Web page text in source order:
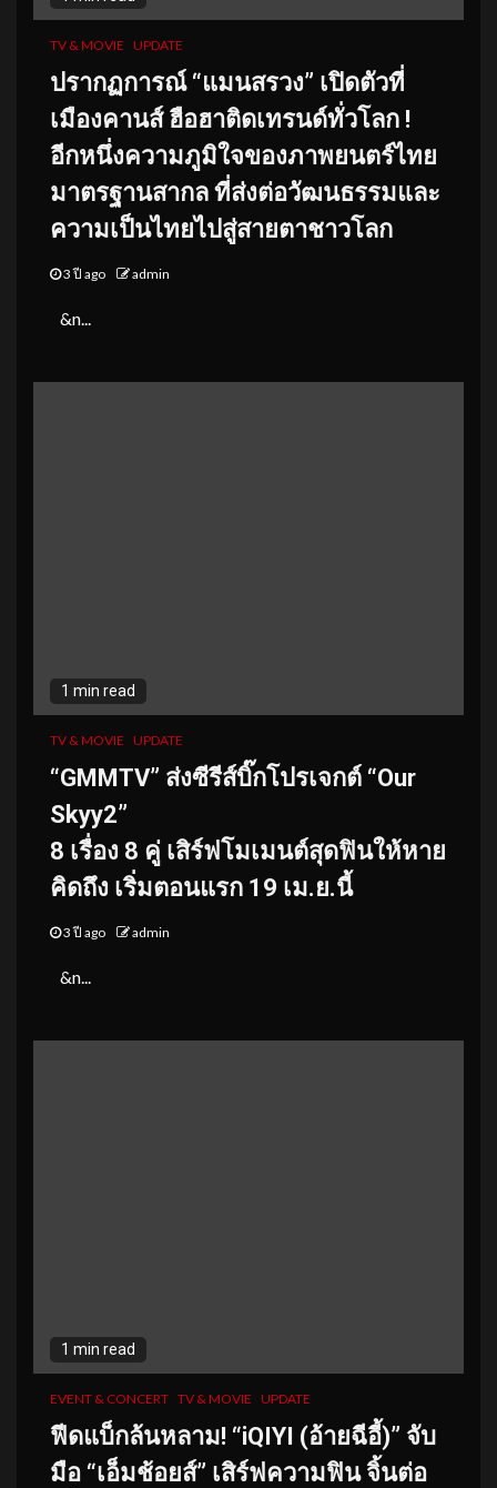
TV & MOVIE UPDATE
ปรากฏการณ์ “แมนสรวง” เปิดตัวที่
เมืองคานส์ ฮือฮาติดเทรนด์ทั่วโลก !
อีกหนึ่งความภูมิใจของภาพยนตร์ไทย
มาตรฐานสากล ที่ส่งต่อวัฒนธรรมและ
ความเป็นไทยไปสู่สายตาชาวโลก
3 ปี ago admin
&n...
1 min read
TV & MOVIE UPDATE
“GMMTV” ส่งซีรีส์บิ๊กโปรเจกต์ “Our
Skyy2”
8 เรื่อง 8 คู่ เสิร์ฟโมเมนต์สุดฟินให้หาย
คิดถึง เริ่มตอนแรก 19 เม.ย.นี้
3 ปี ago admin
&n...
1 min read
EVENT & CONCERT TV & MOVIE UPDATE
ฟีดแบ็กล้นหลาม! “iQIYI (อ้ายฉีอี้)” จับ
มือ “เอ็มช้อยส์” เสิร์ฟความฟิน จิ้นต่อ